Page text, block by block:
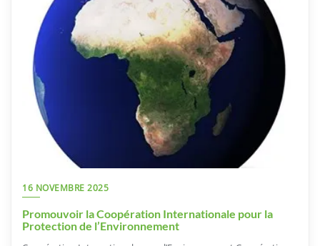
16 NOVEMBRE 2025
Promouvoir la Coopération Internationale pour la
Protection de l’Environnement